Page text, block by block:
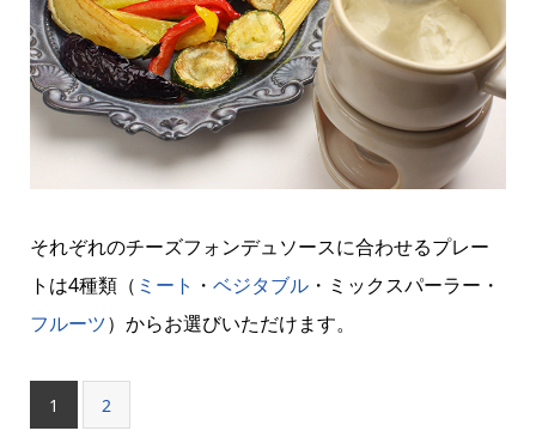
それぞれのチーズフォンデュソースに合わせるプレー
トは4種類（ ミート ・ ベジタブル・ミックスパーラー・
フルーツ）からお選びいただけます。
1 2